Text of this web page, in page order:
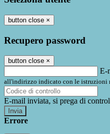
button close ×
Recupero password
button close ×
E-
all'indirizzo indicato con le istruzioni
E-mail inviata, si prega di
Errore